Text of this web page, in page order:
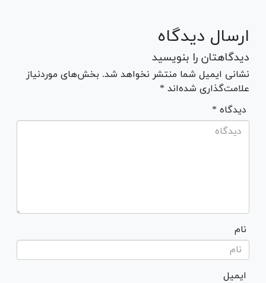
ارسال دیدگاه
دیدگاهتان را بنویسید
نشانی ایمیل شما منتشر نخواهد شد. بخش‌های موردنیاز
علامت‌گذاری شده‌اند *
* دیدگاه
نام
ایمیل